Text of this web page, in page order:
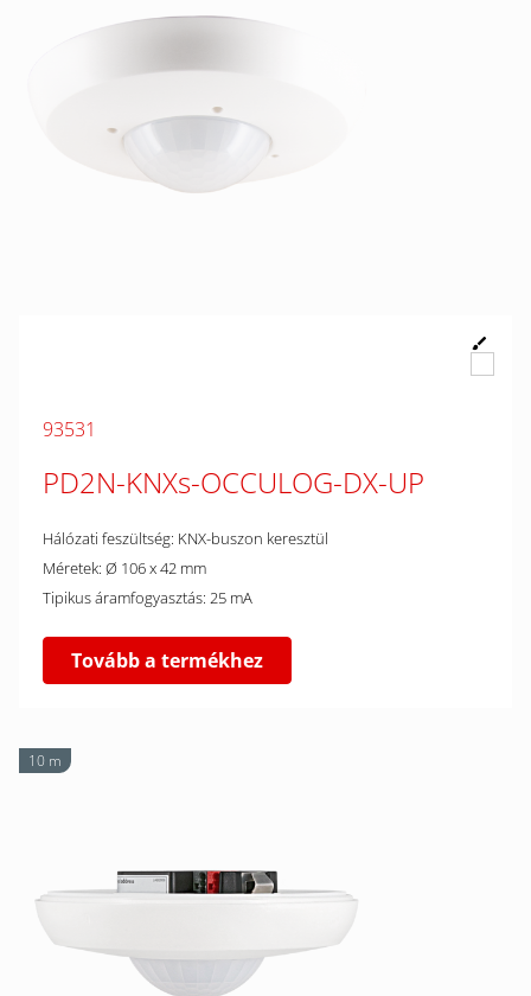
93531
PD2N-KNXs-OCCULOG-DX-UP
Hálózati feszültség: KNX-buszon keresztül
Méretek: Ø 106 x 42 mm
Tipikus áramfogyasztás: 25 mA
Tovább a termékhez
10 m